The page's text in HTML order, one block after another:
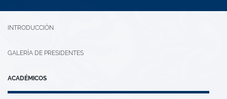
INTRODUCCIÓN
GALERÍA DE PRESIDENTES
ACADÉMICOS